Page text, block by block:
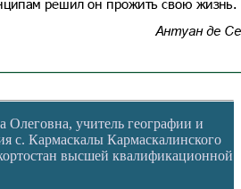
учитель географии и
с. Кармаскалы Кармаскалинского
высшей квалификационной